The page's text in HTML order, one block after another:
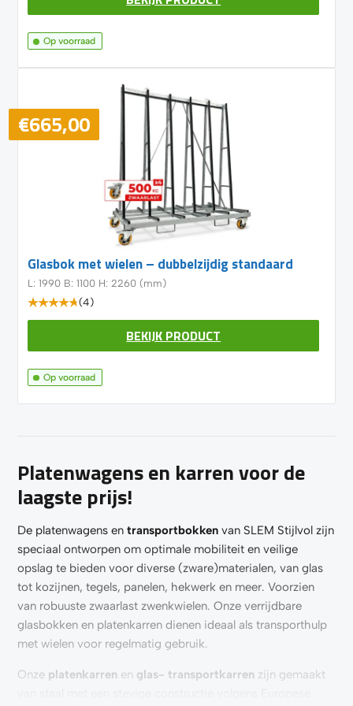
Op voorraad
€665,00
Glasbok met wielen – dubbelzijdig standaard
L: 1990 B: 1100 H: 2260 (mm)
(4)
BEKIJK PRODUCT
Op voorraad
Platenwagens en karren voor de
laagste prijs!
De platenwagens entransportbokken van SLEM Stijlvol zijn
speciaal ontworpen om optimale mobiliteit en veilige
opslag te bieden voor diverse (zware)materialen, van glas
tot kozijnen, tegels, panelen, hekwerk en meer. Voorzien
van robuuste zwaarlast zwenkwielen. Onze verrijdbare
glasbokken en platenkarren dienen ideaal als transporthulp
met wielen voor regelmatig gebruik.
Onze platenkarren en glas- transportkarren zijn gemaakt